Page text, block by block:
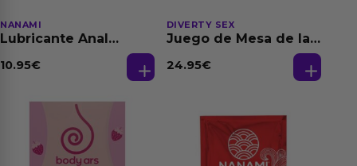
NANAMI
Lubricante Anal
Dilatación Base Agua
10.95€
DIVERTY SEX
Juego de Mesa de las
24.95€